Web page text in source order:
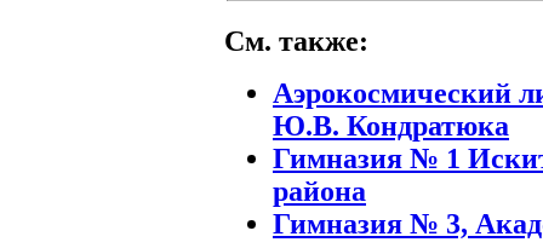
См. также:
Аэрокосмический
Ю.В. Кондратюка
Гимназия № 1
района
Гимназия № 3,